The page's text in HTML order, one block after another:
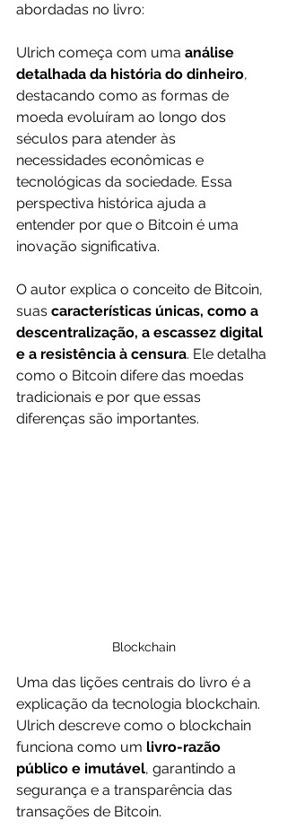
abordadas no livro:
Ulrich começa com uma análise
detalhada da história do dinheiro,
destacando como as formas de
moeda evoluíram ao longo dos
séculos para atender às
necessidades econômicas e
tecnológicas da sociedade. Essa
perspectiva histórica ajuda a
entender por que o Bitcoin é uma
inovação significativa.
O autor explica o conceito de Bitcoin,
suas características únicas, como a
descentralização, a escassez digital
e a resistência à censura. Ele detalha
como o Bitcoin difere das moedas
tradicionais e por que essas
diferenças são importantes.
Blockchain
Uma das lições centrais do livro é a
explicação da tecnologia blockchain.
Ulrich descreve como o blockchain
funciona como um livro-razão
público e imutável, garantindo a
segurança e a transparência das
transações de Bitcoin.